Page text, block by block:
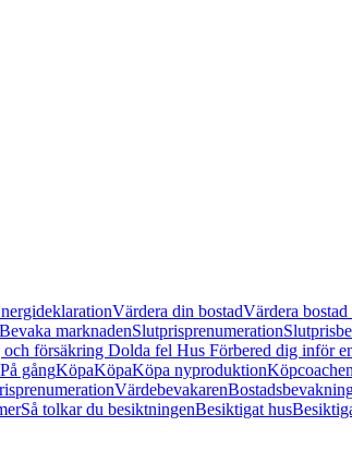
Värdera din bostadVärdera
Bevaka marknadenSlutprisprenumeration
försäkring Dolda fel Hus Förbered dig inför
På gångKöpaKöpaKöpa nyproduktionKöpcoachen
Värdebevakaren
Så tolkar du besiktningenBesiktigat hus